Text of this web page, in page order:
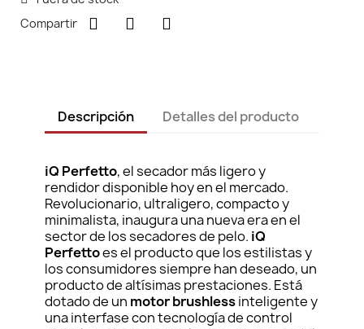
Compartir
Descripción Detalles del producto
iQ Perfetto, el secador más ligero y
rendidor disponible hoy en el mercado.
Revolucionario, ultraligero, compacto y
minimalista, inaugura una nueva era en el
sector de los secadores de pelo. iQ
Perfettoes el producto que los estilistas y
los consumidores siempre han deseado, un
producto de altísimas prestaciones. Está
dotado de un motor brushlessinteligente y
una interfase con tecnología de control